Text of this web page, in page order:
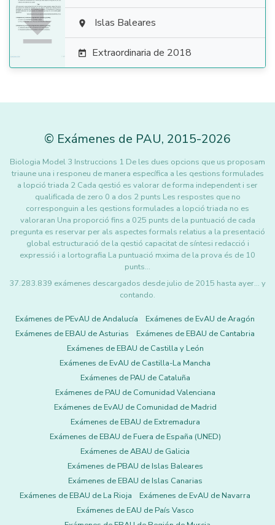
  Islas Baleares
 Extraordinaria de 2018
© Exámenes de PAU, 2015-2026
Biologia Model 3 Instruccions 1 De les dues opcions que us proposam
triaune una i responeu de manera específica a les qestions formulades
a lopció triada 2 Cada qestió es valorar de forma independent i ser
qualificada de zero 0 a dos 2 punts Les respostes que no
corresponguin a les qestions formulades a lopció triada no es
valoraran Una proporció fins a 025 punts de la puntuació de cada
pregunta es reservar per als aspectes formals relatius a la presentació
global estructuració de la qestió capacitat de síntesi redacció i
expressió i a lortografia La puntuació mxima de la prova és de 10
punts…
37.283.839 exámenes descargados desde julio de 2015 hasta ayer... y
contando.
Exámenes de PEvAU de Andalucía
Exámenes de EvAU de Aragón
Exámenes de EBAU de Asturias
Exámenes de EBAU de Cantabria
Exámenes de EBAU de Castilla y León
Exámenes de EvAU de Castilla-La Mancha
Exámenes de PAU de Cataluña
Exámenes de PAU de Comunidad Valenciana
Exámenes de EvAU de Comunidad de Madrid
Exámenes de EBAU de Extremadura
Exámenes de EBAU de Fuera de España (UNED)
Exámenes de ABAU de Galicia
Exámenes de PBAU de Islas Baleares
Exámenes de EBAU de Islas Canarias
Exámenes de EBAU de La Rioja
Exámenes de EvAU de Navarra
Exámenes de EAU de País Vasco